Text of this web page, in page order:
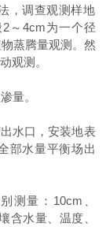
，调查观测样地
2～ 4cm为一个径
蒸腾量观测。 然
观测。
渗量。
水口，安装地表
部水量平衡场出
测量 ： 10cm
含水量
温度、